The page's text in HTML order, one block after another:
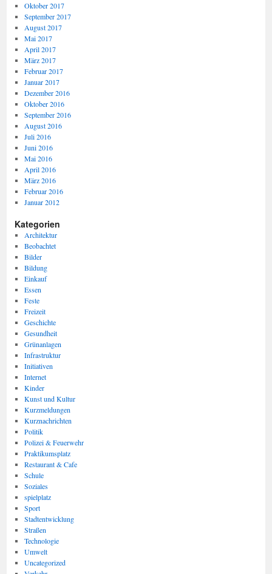
Oktober 2017
September 2017
August 2017
Mai 2017
April 2017
März 2017
Februar 2017
Januar 2017
Dezember 2016
Oktober 2016
September 2016
August 2016
Juli 2016
Juni 2016
Mai 2016
April 2016
März 2016
Februar 2016
Januar 2012
Kategorien
Architektur
Beobachtet
Bilder
Bildung
Einkauf
Essen
Feste
Freizeit
Geschichte
Gesundheit
Grünanlagen
Infrastruktur
Initiativen
Internet
Kinder
Kunst und Kultur
Kurzmeldungen
Kurznachrichten
Politik
Polizei & Feuerwehr
Praktikumsplatz
Restaurant & Cafe
Schule
Soziales
spielplatz
Sport
Stadtentwicklung
Straßen
Technologie
Umwelt
Uncategorized